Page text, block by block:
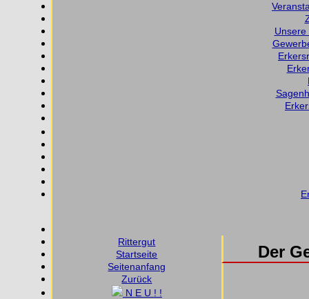
Unsere
Der
Rittergut
Startseite
Seitenanfang
Zurück
N E U ! !